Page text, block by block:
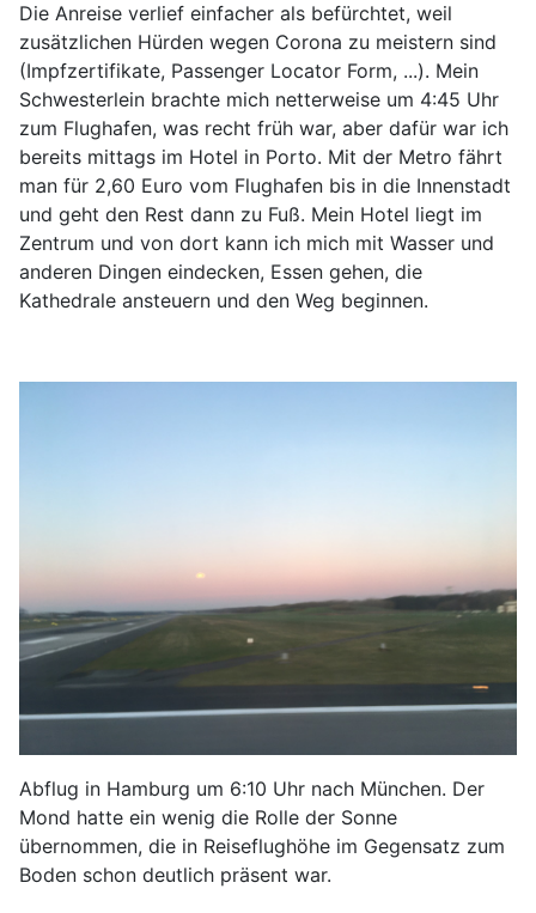
Die Anreise verlief einfacher als befürchtet, weil
zusätzlichen Hürden wegen Corona zu meistern sind
(Impfzertifikate, Passenger Locator Form, ...). Mein
Schwesterlein brachte mich netterweise um 4:45 Uhr
zum Flughafen, was recht früh war, aber dafür war ich
bereits mittags im Hotel in Porto. Mit der Metro fährt
man für 2,60 Euro vom Flughafen bis in die Innenstadt
und geht den Rest dann zu Fuß. Mein Hotel liegt im
Zentrum und von dort kann ich mich mit Wasser und
anderen Dingen eindecken, Essen gehen, die
Kathedrale ansteuern und den Weg beginnen.
Abflug in Hamburg um 6:10 Uhr nach München. Der
Mond hatte ein wenig die Rolle der Sonne
übernommen, die in Reiseflughöhe im Gegensatz zum
Boden schon deutlich präsent war.